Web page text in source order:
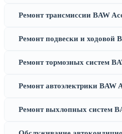
Ремонт трансмиссии BAW
Ремонт подвески и ходовой
Ремонт тормозных систем
Ремонт автоэлектрики BAW
Ремонт выхлопных систем